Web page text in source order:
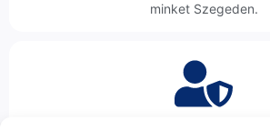
minket Szegeden.